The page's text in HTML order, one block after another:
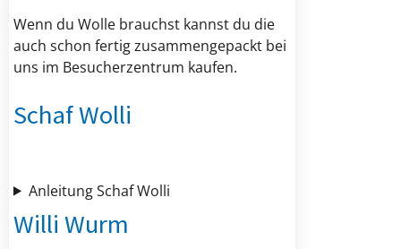
Wenn du Wolle brauchst kannst du die
auch schon fertig zusammengepackt bei
uns im Besucherzentrum kaufen.
Schaf Wolli
Anleitung Schaf Wolli
Willi Wurm